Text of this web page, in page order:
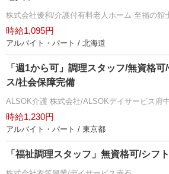
株式会社優和/介護付有料老人ホーム 至福の館
時給1,095円
アルバイト・パート / 北海道
「週1から可」調理スタッフ/無資格
ス/社会保障完備
ALSOK介護 株式会社/ALSOKデイサービス府
時給1,230円
アルバイト・パート / 東京都
「福祉調理スタッフ」無資格可/シフ